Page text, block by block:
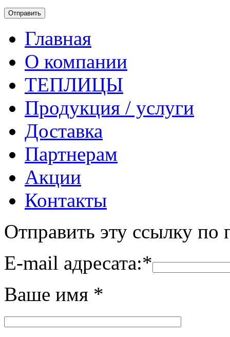
Главная
О компании
ТЕПЛИЦЫ
Продукция / услуги
Доставка
Партнерам
Акции
Контакты
Отправить эту ссылку по
E-mail адресата:*
Ваше имя *